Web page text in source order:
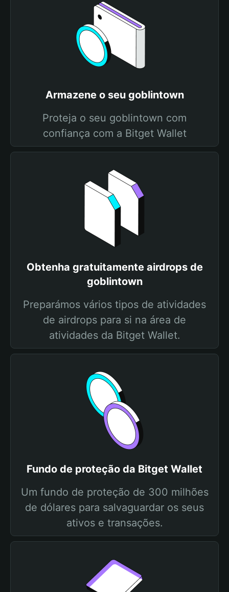
Armazene o seu goblintown
Proteja o seu goblintown com
confiança com a Bitget Wallet
Obtenha gratuitamente airdrops de
goblintown
Preparámos vários tipos de atividades
de airdrops para si na área de
atividades da Bitget Wallet.
Fundo de proteção da Bitget Wallet
Um fundo de proteção de 300 milhões
de dólares para salvaguardar os seus
ativos e transações.